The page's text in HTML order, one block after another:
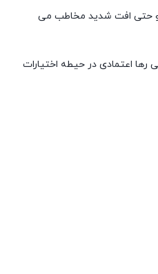
و حتی افت شدید مخاطب می
رها اعتمادی در حیطه اختیارات